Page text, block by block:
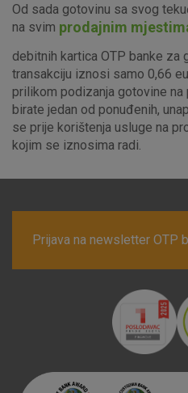
Od sada gotovinu sa svog
na svim prodajnim
debitnih kartica OTP banke za
transakciju iznosi samo 0,66
prilikom podizanja gotovine na
birate jedan od ponuđenih,
se prije korištenja usluge na
kojim se iznosima radi.
Prijava na newsletter OTP
postavljaju kao odgovor na
za uslugama, kao što su
o njima, ali u tom slučaju neki
kolačići ne pohranjuju nikakve
identificirati.
Detaljnije informacije o